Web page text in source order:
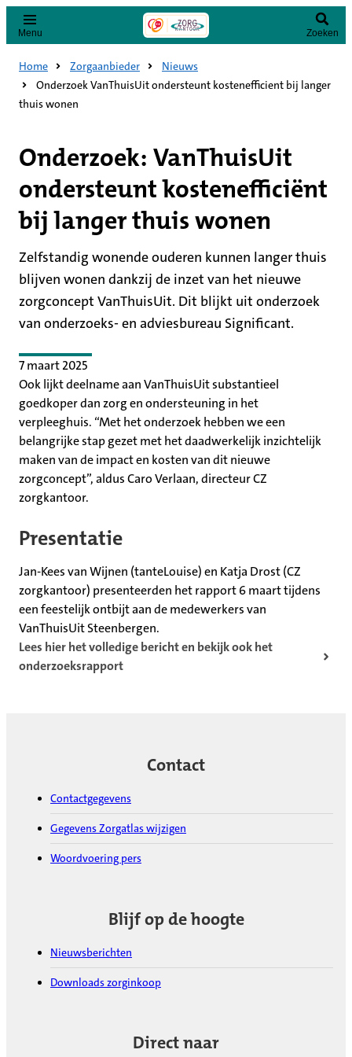
Menu Zoeken
Home Zorgaanbieder
Nieuws
Onderzoek VanThuisUit ondersteunt kostenefficient bij langer
thuis wonen
Onderzoek: VanThuisUit
ondersteunt kostenefficiënt
bij langer thuis wonen
Zelfstandig wonende ouderen kunnen langer thuis
blijven wonen dankzij de inzet van het nieuwe
zorgconcept VanThuisUit. Dit blijkt uit onderzoek
van onderzoeks- en adviesbureau Significant.
7 maart 2025
Ook lijkt deelname aan VanThuisUit substantieel
goedkoper dan zorg en ondersteuning in het
verpleeghuis. “Met het onderzoek hebben we een
belangrijke stap gezet met het daadwerkelijk inzichtelijk
maken van de impact en kosten van dit nieuwe
zorgconcept”, aldus Caro Verlaan, directeur CZ
zorgkantoor.
Presentatie
Jan-Kees van Wijnen (tanteLouise) en Katja Drost (CZ
zorgkantoor) presenteerden het rapport 6 maart tijdens
een feestelijk ontbijt aan de medewerkers van
VanThuisUit Steenbergen.
Lees hier het volledige bericht en bekijk ook het
onderzoeksrapport
Contact
Contactgegevens
Gegevens Zorgatlas wijzigen
Woordvoering pers
Blijf op de hoogte
Nieuwsberichten
Downloads zorginkoop
Direct naar